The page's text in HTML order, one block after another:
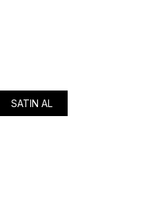
SATIN AL